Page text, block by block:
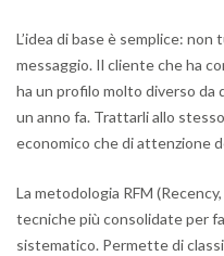
L’idea di base è semplice:
messaggio. Il cliente che ha
ha un profilo molto diverso da
un anno fa. Trattarli allo
economico che di attenzione
La metodologia RFM
tecniche più consolidate per
sistematico. Permette di